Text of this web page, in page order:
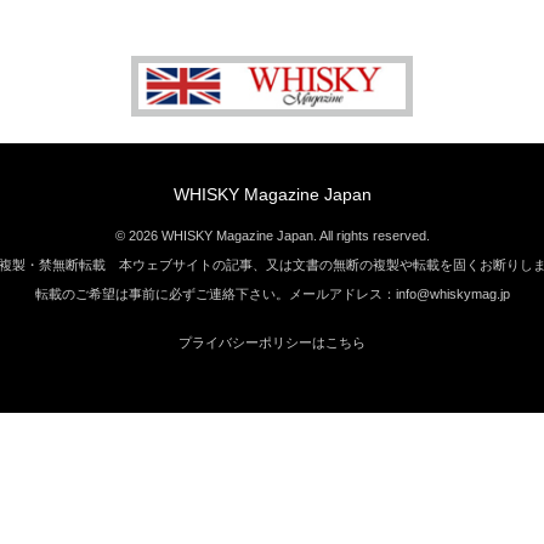
WHISKY Magazine Japan
© 2026 WHISKY Magazine Japan. All rights reserved.
製・禁無断転載 本ウェブサイトの記事、又は文書の無断の複製や転載を固くお断りし
転載のご希望は事前に必ずご連絡下さい。メールアドレス：info@whiskymag.jp
プライバシーポリシーはこちら